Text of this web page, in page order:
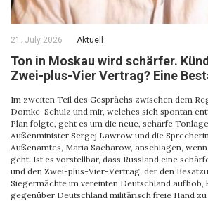
21. July 2026 Aktuell
Ton in Moskau wird schärfer.
Zwei-plus-Vier Vertrag? Eine
Im zweiten Teil des Gesprächs zwischen dem
Domke-Schulz und mir, welches sich spontan
Plan folgte, geht es um die neue, scharfe
Außenminister Sergej Lawrow und die
Außenamtes, Maria Sacharow, anschlagen,
geht. Ist es vorstellbar, dass Russland eine
und den Zwei-plus-Vier-Vertrag, der den
Siegermächte im vereinten Deutschland aufhob,
gegenüber Deutschland militärisch freie Hand zu